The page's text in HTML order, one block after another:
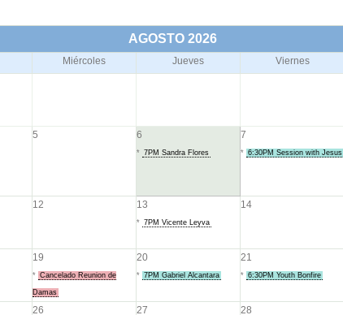
AGOSTO 2026
Miércoles Jueves Viernes
5 6
* 7PM Sandra Flores
7
* 6:30PM Session with Jesus
12 13
* 7PM Vicente Leyva
14
19
* Cancelado Reunion de
Damas
20
* 7PM Gabriel Alcantara
21
* 6:30PM Youth Bonfire
26 27 28